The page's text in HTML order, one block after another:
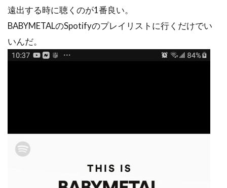
遠出する時に聴くのが1番良い。
BABYMETALのSpotifyのプレイリストに行くだけでい
いんだ。